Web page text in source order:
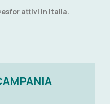
attivi in Italia.